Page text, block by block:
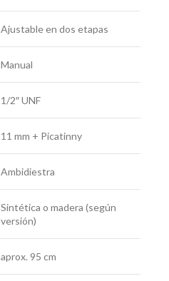
Ajustable en dos etapas
Manual
1/2″ UNF
11 mm + Picatinny
Ambidiestra
Sintética o madera (según
versión)
aprox. 95 cm